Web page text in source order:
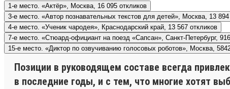
1-е место. «Актёр», Москва, 16 095 откликов
3-е место. «Автор познавательных текстов для детей», Москва, 13 894
4-е место. «Ученик чародея», Краснодарский край, 13 567 откликов
7-е место. «Стюард-официант на поезд «Сапсан», Санкт-Петербург,
15-е место. «Диктор по озвучиванию голосовых роботов», Москва,
Позиции в руководящем составе всегда
в последние годы, и с тем, что многие хотят